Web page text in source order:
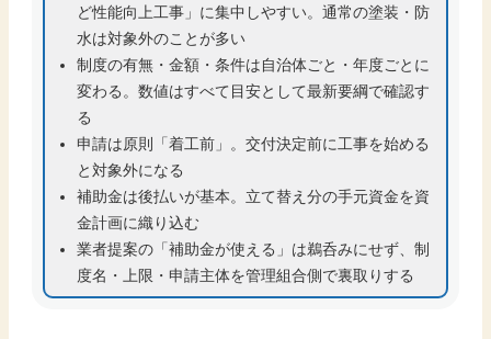
ど性能向上工事」に集中しやすい。通常の塗装・防
水は対象外のことが多い
制度の有無・金額・条件は自治体ごと・年度ごとに
変わる。数値はすべて目安として最新要綱で確認す
る
申請は原則「着工前」。交付決定前に工事を始める
と対象外になる
補助金は後払いが基本。立て替え分の手元資金を資
金計画に織り込む
業者提案の「補助金が使える」は鵜呑みにせず、制
度名・上限・申請主体を管理組合側で裏取りする